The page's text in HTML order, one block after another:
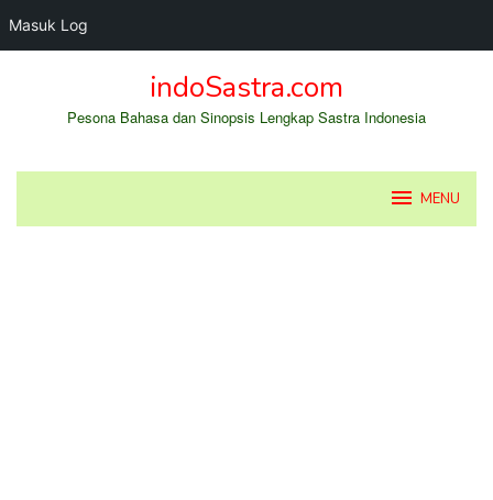
Masuk Log
indoSastra.com
Pesona Bahasa dan Sinopsis Lengkap Sastra Indonesia
MENU